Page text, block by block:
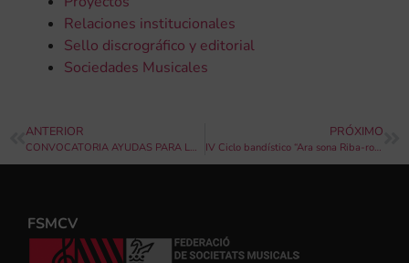
Relaciones institucionales
Sello discrográfico y editorial
Sociedades Musicales
ANTERIOR
CONVOCATORIA AYUDAS PARA LA ACCIÓN Y LA PROMOCIÓN CULTURAL
PRÓXIMO
IV Ciclo bandístico “Ara sona Riba-roja” – Sociedad Unión Musical de Riba-roja de Túria
FSMCV